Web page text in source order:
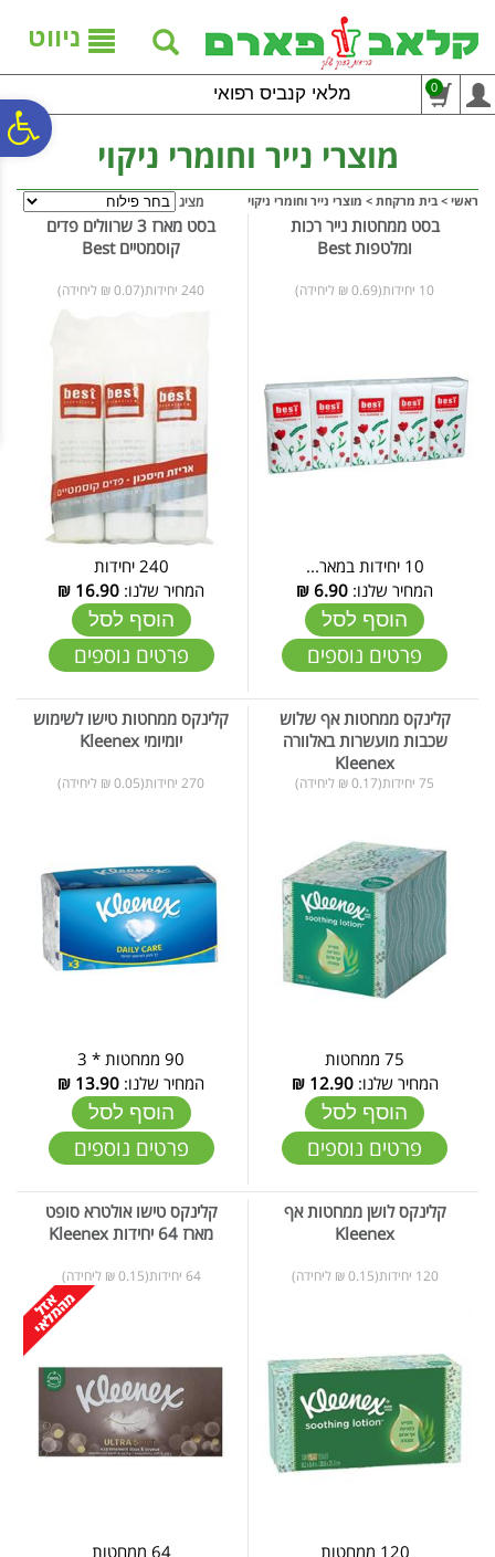
נגישות
אתר
המרכזי
ניווט
מלאי קנביס רפואי 0
מוצרי נייר וחומרי ניקוי
ראשי > בית מרקחת > מוצרי נייר וחומרי ניקוי מציג
בסט ממחטות נייר רכות
ומלטפות Best
10 יחידות(0.69 ₪ ליחידה)
10 יחידות במאר...
המחיר שלנו: 6.90
₪
הוסף לסל
פרטים נוספים
בסט מארז 3 שרוולים פדים
קוסמטיים Best
240 יחידות(0.07 ₪ ליחידה)
240 יחידות
המחיר שלנו: 16.90
₪
הוסף לסל
פרטים נוספים
קלינקס ממחטות אף שלוש
שכבות מועשרות באלוורה
Kleenex
75 יחידות(0.17 ₪ ליחידה)
75 ממחטות
המחיר שלנו:12.90
₪
הוסף לסל
פרטים נוספים
קלינקס ממחטות טישו לשימוש
יומיומי Kleenex
270 יחידות(0.05 ₪ ליחידה)
90 ממחטות * 3
המחיר שלנו: 13.90
₪
הוסף לסל
פרטים נוספים
קלינקס לושן ממחטות אף
Kleenex
120 יחידות(0.15 ₪ ליחידה)
120 ממחטות
קלינקס טישו אולטרא סופט
מארז 64 יחידות Kleenex
64 יחידות(0.15 ₪ ליחידה)
64 ממחטות